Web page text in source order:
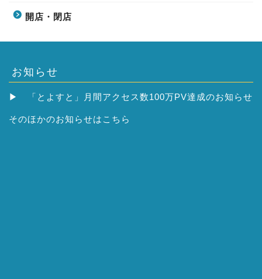
開店・閉店
お知らせ
▶ 「とよすと」月間アクセス数100万PV達成のお知らせ
そのほかのお知らせはこちら